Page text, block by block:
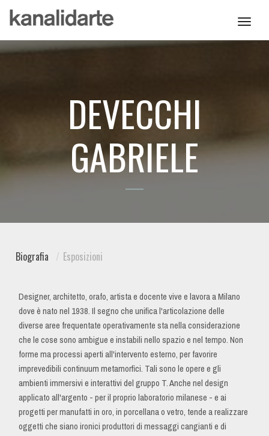
DEVECCHI
GABRIELE
Biografia Esposizioni
Designer, architetto, orafo, artista e docente vive e lavora a Milano
dove è nato nel 1938. Il segno che unifica l'articolazione delle
diverse aree frequentate operativamente sta nella considerazione
che le cose sono ambigue e instabili nello spazio e nel tempo. Non
forme ma processi aperti all'intervento esterno, per favorire
imprevedibili continuum metamorfici. Tali sono le opere e gli
ambienti immersivi e interattivi del gruppo T. Anche nel design
applicato all'argento - per il proprio laboratorio milanese - e ai
progetti per manufatti in oro, in porcellana o vetro, tende a realizzare
oggetti che siano ironici produttori di messaggi cangianti e di